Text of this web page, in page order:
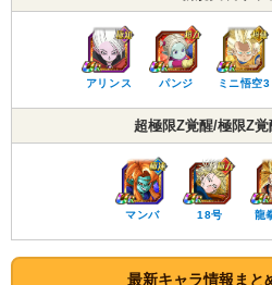
アリンス パンジ ミニ悟空3
超極限Z覚醒/極限Z
マンバ 18号 龍
最新キャラ情報まと